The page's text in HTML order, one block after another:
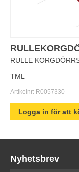
RULLE
TML
Artikelnr: R0057330
Logga in för att
Nyhetsbrev